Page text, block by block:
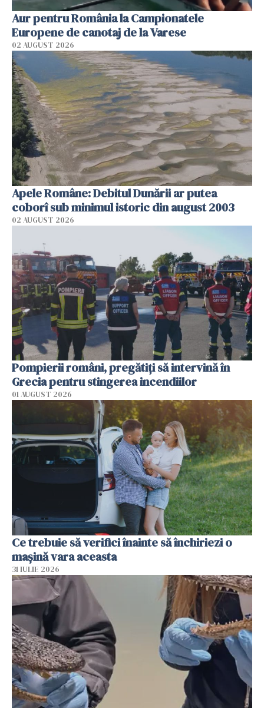
Aur pentru România la Campionatele
Europene de canotaj de la Varese
02 AUGUST 2026
Apele Române: Debitul Dunării ar putea
coborî sub minimul istoric din august 2003
02 AUGUST 2026
Pompierii români, pregătiţi să intervină în
Grecia pentru stingerea incendiilor
01 AUGUST 2026
Ce trebuie să verifici înainte să închiriezi o
mașină vara aceasta
31 IULIE 2026